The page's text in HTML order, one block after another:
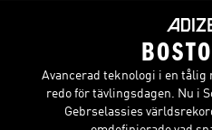
Avancerad teknologi i en tålig
redo för tävlingsdagen. Nu i
Gebrselassies